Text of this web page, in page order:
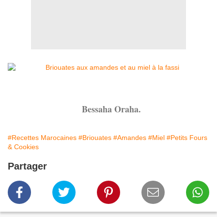
Bessaha Oraha.
#Recettes Marocaines #Briouates #Amandes #Miel #Petits Fours
& Cookies
Partager